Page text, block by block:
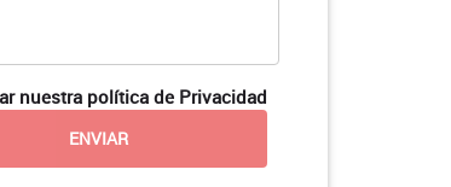
nuestra política de Privacidad